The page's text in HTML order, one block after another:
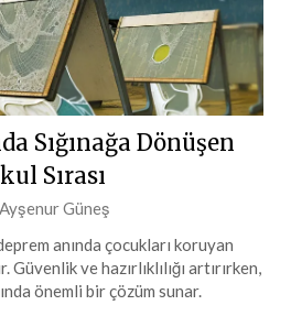
Sığınağa Dönüşen
Sırası
Ayşenur Güneş
anında çocukları koruyan
Güvenlik ve hazırlıklılığı artırırken,
önemli bir çözüm sunar.